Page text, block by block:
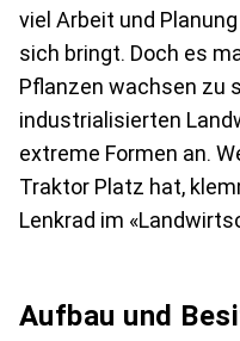
viel Arbeit und
sich bringt. Doch es
Pflanzen wachsen zu
industrialisierten
extreme Formen an.
Traktor Platz hat,
Lenkrad im
Aufbau und